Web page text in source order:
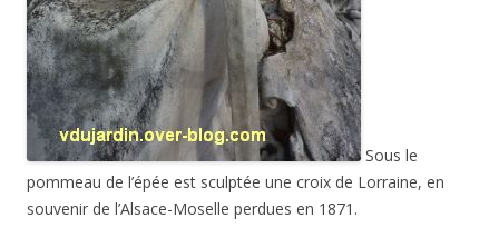
Sous le
pommeau de l’épée est sculptée une croix de Lorraine, en
souvenir de l’Alsace-Moselle perdues en 1871.